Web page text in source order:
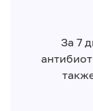
За 7